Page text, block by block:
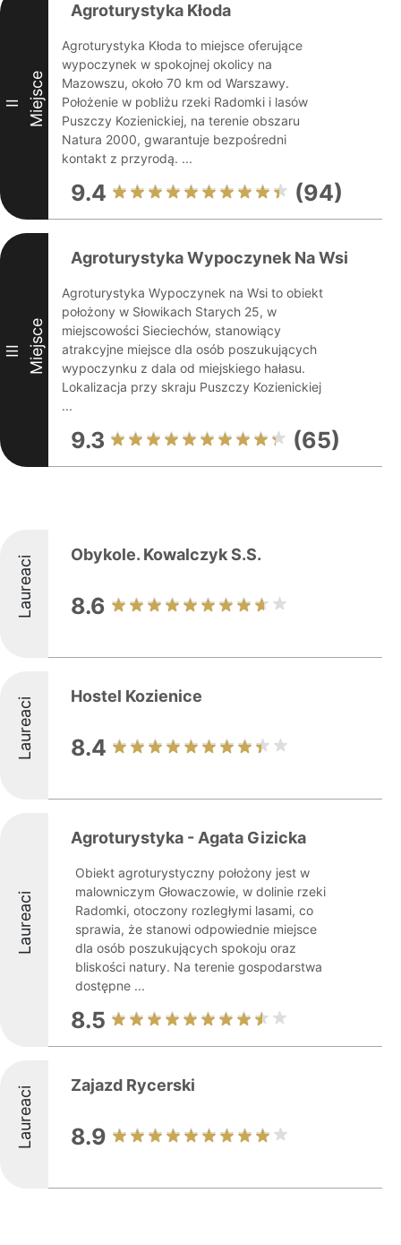
II Miejsce
Agroturystyka Kłoda
Agroturystyka Kłoda to miejsce oferujące
wypoczynek w spokojnej okolicy na
Mazowszu, około 70 km od Warszawy.
Położenie w pobliżu rzeki Radomki i lasów
Puszczy Kozienickiej, na terenie obszaru
Natura 2000, gwarantuje bezpośredni
kontakt z przyrodą. ...
9.4 (94)
III Miejsce
Agroturystyka Wypoczynek Na Wsi
Agroturystyka Wypoczynek na Wsi to obiekt
położony w Słowikach Starych 25, w
miejscowości Sieciechów, stanowiący
atrakcyjne miejsce dla osób poszukujących
wypoczynku z dala od miejskiego hałasu.
Lokalizacja przy skraju Puszczy Kozienickiej
...
9.3 (65)
Laureaci Obykole. Kowalczyk S.S.
8.6
Laureaci Hostel Kozienice
8.4
Laureaci
Agroturystyka - Agata Gizicka
Obiekt agroturystyczny położony jest w
malowniczym Głowaczowie, w dolinie rzeki
Radomki, otoczony rozległymi lasami, co
sprawia, że stanowi odpowiednie miejsce
dla osób poszukujących spokoju oraz
bliskości natury. Na terenie gospodarstwa
dostępne ...
8.5
Laureaci Zajazd Rycerski
8.9